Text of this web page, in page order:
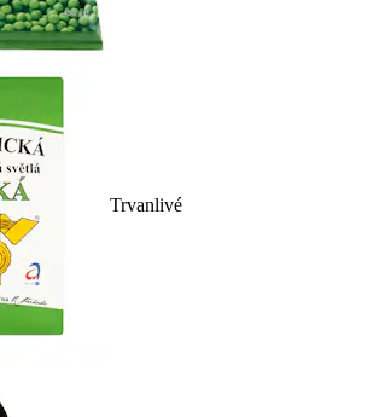
Trvanlivé